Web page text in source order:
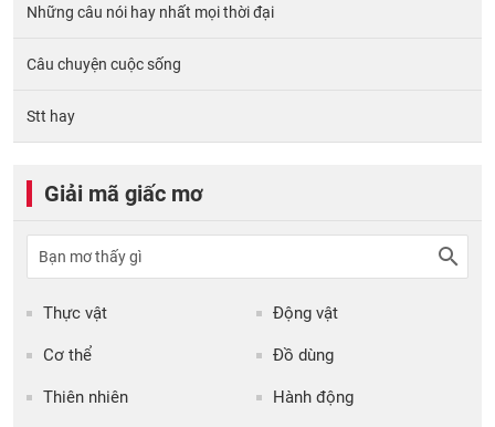
Những câu nói hay nhất mọi thời đại
Câu chuyện cuộc sống
Stt hay
Giải mã giấc mơ
Thực vật Động vật
Cơ thể Đồ dùng
Thiên nhiên Hành động